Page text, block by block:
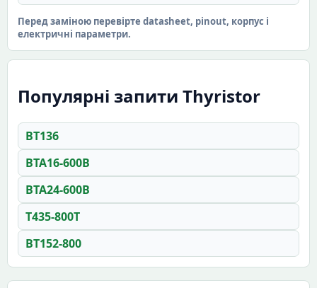
Перед заміною перевірте datasheet, pinout, корпус і
електричні параметри.
Популярні запити Thyristor
BT136
BTA16-600B
BTA24-600B
T435-800T
BT152-800